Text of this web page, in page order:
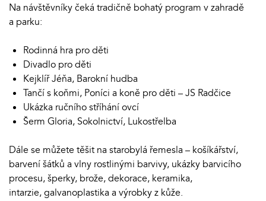
Na návštěvníky čeká tradičně bohatý program v zahradě
a parku:
Rodinná hra pro děti
Divadlo pro děti
Kejklíř Jéňa, Barokní hudba
Tančí s koňmi, Poníci a koně pro děti – JS Radčice
Ukázka ručního stříhání ovcí
Šerm Gloria, Sokolnictví, Lukostřelba
Dále se můžete těšit na starobylá řemesla – košíkářství,
barvení šátků a vlny rostlinými barvivy, ukázky barvicího
procesu, šperky, brože, dekorace, keramika,
intarzie, galvanoplastika a výrobky z kůže.